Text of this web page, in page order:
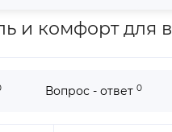
и комфорт для
Вопрос - ответ 0